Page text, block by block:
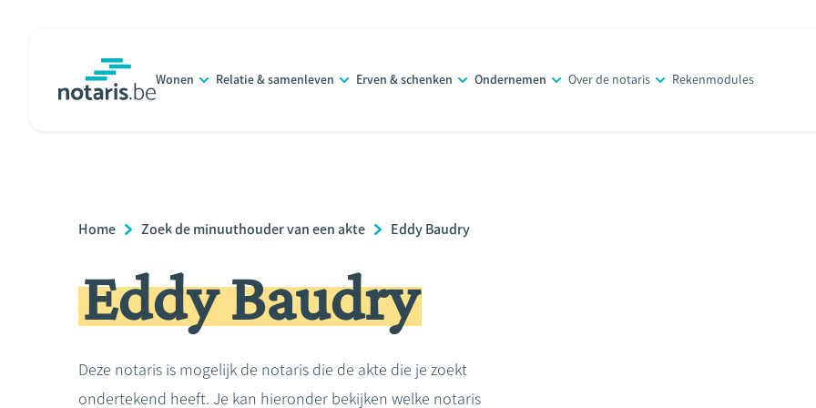
Wonen Relatie & samenleven Erven & schenken Ondernemen Over de notaris Rekenmodules
Breadcrumb
Home Zoek de minuuthouder van een akte Eddy Baudry
Eddy Baudry
Deze notaris is mogelijk de notaris die de akte die je zoekt
ondertekend heeft. Je kan hieronder bekijken welke notaris